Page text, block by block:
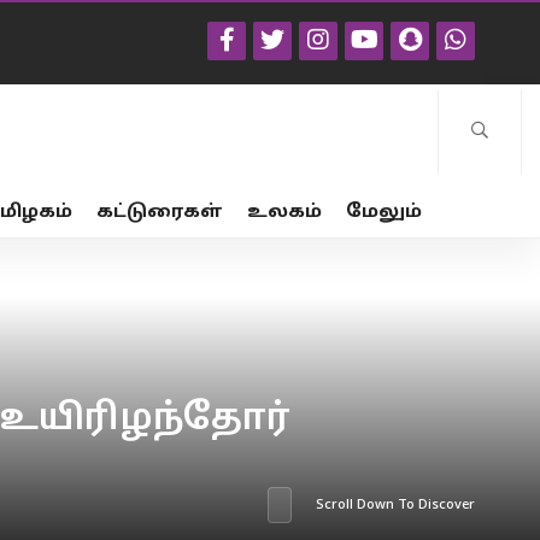
கட்டுரைகள் உலகம் மேலும்
Scroll Down To Discover